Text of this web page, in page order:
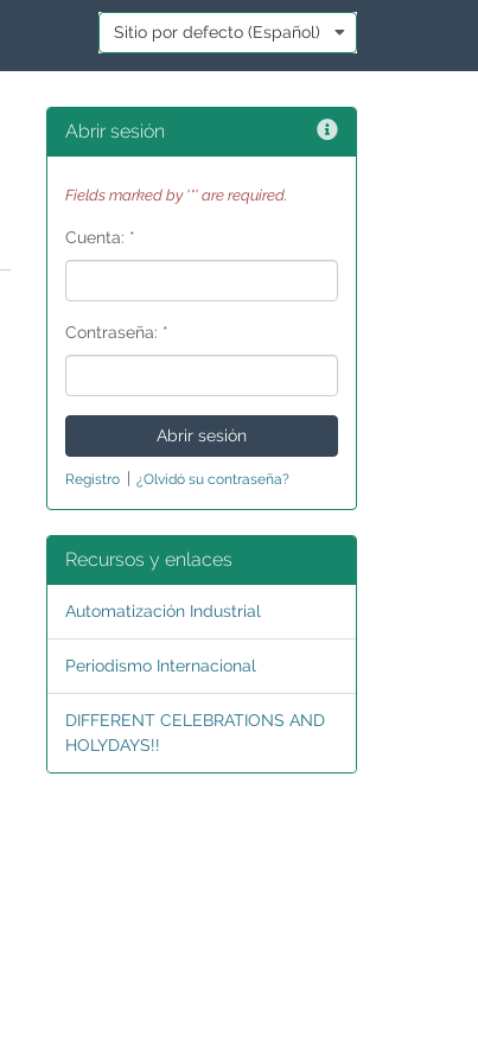
Idioma:
Abrir sesión Ayuda
Fields marked by '*' are required.
Cuenta: *
Contraseña: *
Registro ¿Olvidó su contraseña?
Recursos y enlaces
Automatización Industrial
Periodismo Internacional
DIFFERENT CELEBRATIONS AND
HOLYDAYS!!